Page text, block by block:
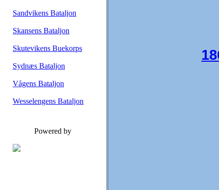
Sandvikens Bataljon
Skansens Bataljon
Skutevikens Buekorps
Sydnæs Bataljon
Vågens Bataljon
Wesselengens Bataljon
Powered by